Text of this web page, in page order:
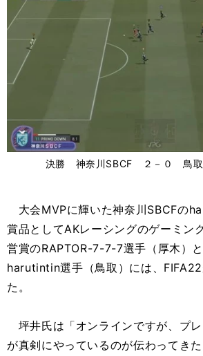
決勝 神奈川SBCF ２－０ 鳥取
大会MVPに輝いた神奈川SBCFの
賞品としてAKレーシングのゲーミン
営賞のRAPTOR-7-7-7選手（厚木）
harutintin選手（鳥取）には、
た。
坪井氏は「オンラインですが、プ
が真剣にやっているのが伝わってき